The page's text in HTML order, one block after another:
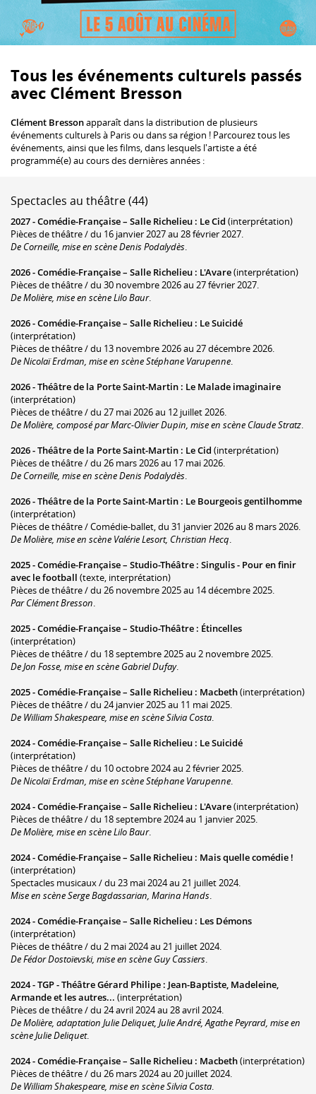
Tous les événements culturels passés
avec Clément Bresson
Clément Bressonapparaît dans la distribution de plusieurs
événements culturels à Paris ou dans sa région ! Parcourez tous les
événements, ainsi que les films, dans lesquels l'artiste a été
programmé(e) au cours des dernières années :
Spectacles au théâtre (44)
2027 -Comédie-Française – Salle Richelieu : Le Cid (interprétation)
Pièces de théâtre / du 16 janvier 2027 au 28 février 2027.
De Corneille, mise en scène Denis Podalydès.
2026 -Comédie-Française – Salle Richelieu : L'Avare(interprétation)
Pièces de théâtre / du 30 novembre 2026 au 27 février 2027.
De Molière, mise en scène Lilo Baur.
2026 -Comédie-Française – Salle Richelieu : Le Suicidé
(interprétation)
Pièces de théâtre / du 13 novembre 2026 au 27 décembre 2026.
De Nicolaï Erdman, mise en scène Stéphane Varupenne.
2026 -Théâtre de la Porte Saint-Martin : Le Malade imaginaire
(interprétation)
Pièces de théâtre / du 27 mai 2026 au 12 juillet 2026.
De Molière, composé par Marc-Olivier Dupin, mise en scène Claude Stratz.
2026 -Théâtre de la Porte Saint-Martin : Le Cid (interprétation)
Pièces de théâtre / du 26 mars 2026 au 17 mai 2026.
De Corneille, mise en scène Denis Podalydès.
2026 -Théâtre de la Porte Saint-Martin : Le Bourgeois gentilhomme
(interprétation)
Pièces de théâtre / Comédie-ballet, du 31 janvier 2026 au 8 mars 2026.
De Molière, mise en scène Valérie Lesort, Christian Hecq.
2025 -Comédie-Française – Studio-Théâtre : Singulis - Pour en finir
avec le football (texte, interprétation)
Pièces de théâtre / du 26 novembre 2025 au 14 décembre 2025.
Par Clément Bresson.
2025 -Comédie-Française – Studio-Théâtre : Étincelles
(interprétation)
Pièces de théâtre / du 18 septembre 2025 au 2 novembre 2025.
De Jon Fosse, mise en scène Gabriel Dufay.
2025 -Comédie-Française – Salle Richelieu : Macbeth(interprétation)
Pièces de théâtre / du 24 janvier 2025 au 11 mai 2025.
De William Shakespeare, mise en scène Silvia Costa.
2024 -Comédie-Française – Salle Richelieu : Le Suicidé
(interprétation)
Pièces de théâtre / du 10 octobre 2024 au 2 février 2025.
De Nicolaï Erdman, mise en scène Stéphane Varupenne.
2024 -Comédie-Française – Salle Richelieu : L'Avare(interprétation)
Pièces de théâtre / du 18 septembre 2024 au 1 janvier 2025.
De Molière, mise en scène Lilo Baur.
2024 -Comédie-Française – Salle Richelieu : Mais quelle comédie !
(interprétation)
Spectacles musicaux / du 23 mai 2024 au 21 juillet 2024.
Mise en scène Serge Bagdassarian, Marina Hands.
2024 -Comédie-Française – Salle Richelieu : Les Démons
(interprétation)
Pièces de théâtre / du 2 mai 2024 au 21 juillet 2024.
De Fédor Dostoïevski, mise en scène Guy Cassiers.
2024 -TGP - Théâtre Gérard Philipe : Jean-Baptiste, Madeleine,
Armande et les autres... (interprétation)
Pièces de théâtre / du 24 avril 2024 au 28 avril 2024.
De Molière, adaptation Julie Deliquet, Julie André, Agathe Peyrard, mise en
scène Julie Deliquet.
2024 -Comédie-Française – Salle Richelieu : Macbeth(interprétation)
Pièces de théâtre / du 26 mars 2024 au 20 juillet 2024.
De William Shakespeare, mise en scène Silvia Costa.